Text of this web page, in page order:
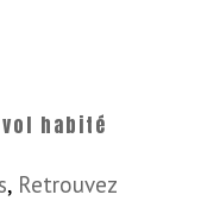
habité
, Retrouvez